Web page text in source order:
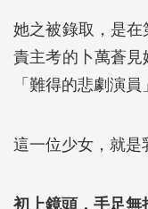
她之被錄取，是
責主考的卜萬蒼
「難得的悲劇演
這一位少女，就是
初上鏡頭．手足無